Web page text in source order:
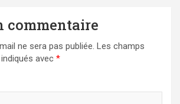
commentaire
ne sera pas publiée. Les champs
avec *